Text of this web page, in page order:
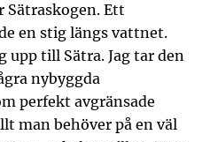
Ett
en stig längs vattnet.
upp till Sätra. Jag tar den
nybyggda
perfekt avgränsade
man behöver på en väl